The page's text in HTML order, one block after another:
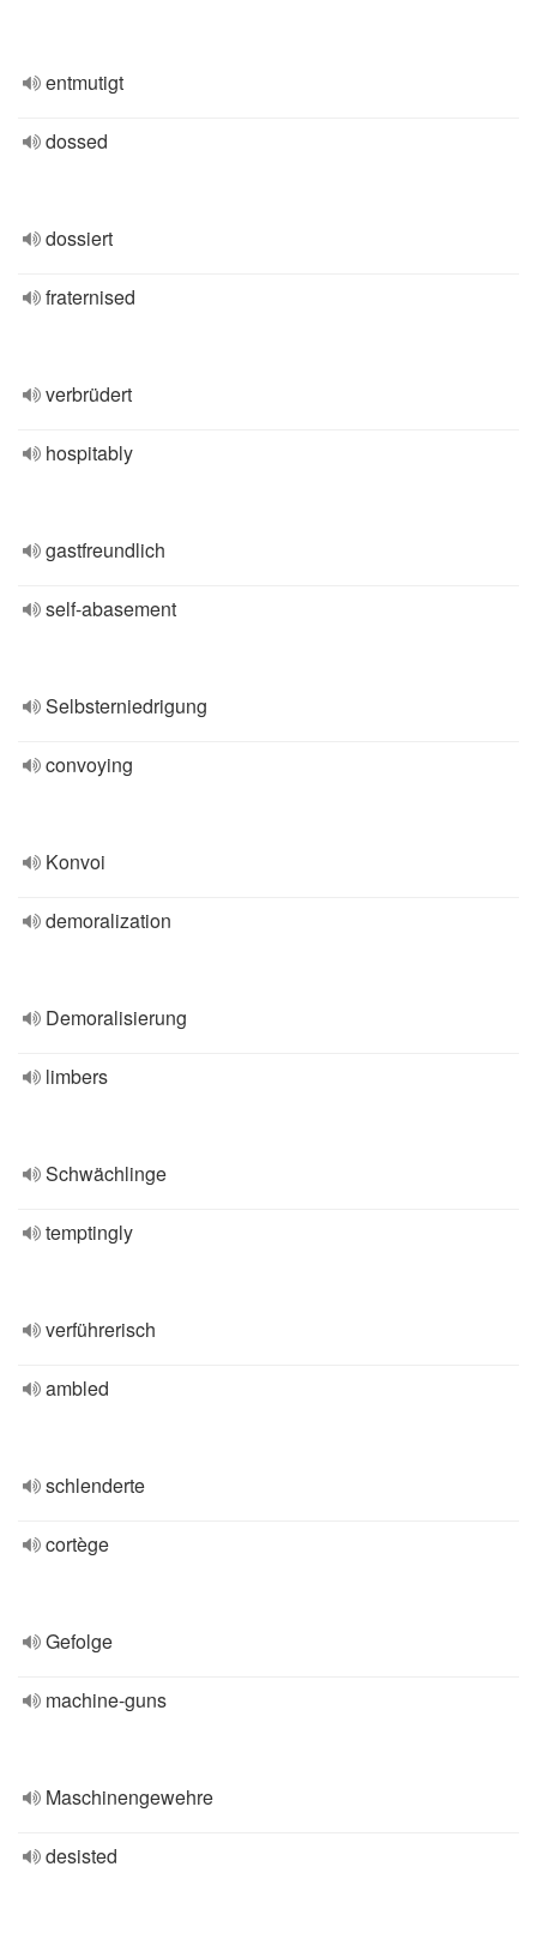
entmutigt
dossed
dossiert
fraternised
verbrüdert
hospitably
gastfreundlich
self-abasement
Selbsterniedrigung
convoying
Konvoi
demoralization
Demoralisierung
limbers
Schwächlinge
temptingly
verführerisch
ambled
schlenderte
cortège
Gefolge
machine-guns
Maschinengewehre
desisted